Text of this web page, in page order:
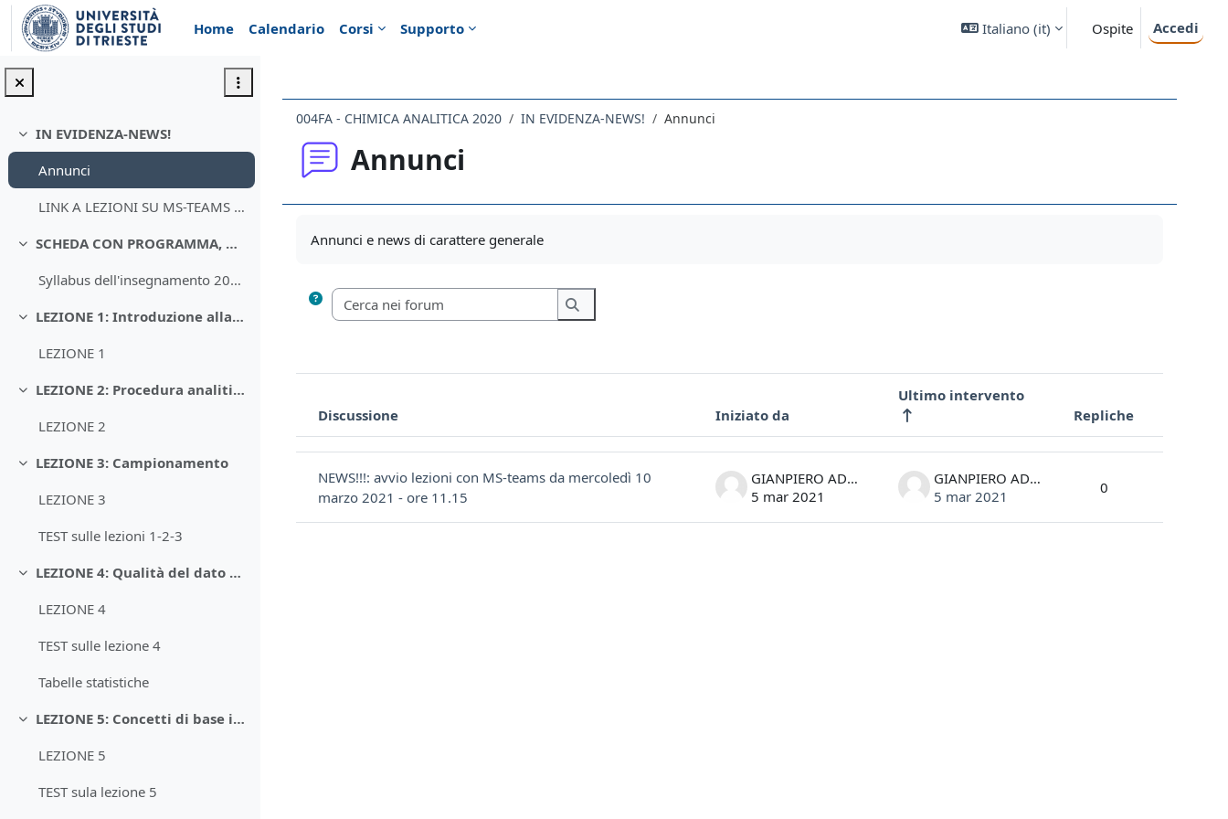
Vai al contenuto principale
Home
Calendario Corsi Supporto Italiano ‎(it)‎ Ospite Accedi
Minimizza
IN EVIDENZA-NEWS!
Annunci
LINK A LEZIONI SU MS-TEAMS CHIMICA ANALITICA 2021
Minimizza
SCHEDA CON PROGRAMMA, OBIETTIVI FORMATIVI, TESTI E ORARI
Syllabus dell'insegnamento 2020-21
Minimizza
LEZIONE 1: Introduzione alla Chimica Analitica
LEZIONE 1
Minimizza
LEZIONE 2: Procedura analitica e scelta del metodo
LEZIONE 2
Minimizza
LEZIONE 3: Campionamento
LEZIONE 3
TEST sulle lezioni 1-2-3
Minimizza
LEZIONE 4: Qualità del dato analitico
LEZIONE 4
TEST sulle lezione 4
Tabelle statistiche
Minimizza
LEZIONE 5: Concetti di base in CA
LEZIONE 5
TEST sula lezione 5
004FA - CHIMICA ANALITICA 2020 IN EVIDENZA-NEWS! Annunci
Annunci
Annunci e news di carattere generale
Cerca nei forum
Cerca nei forum
Stato
Discussione Iniziato da
Ultimo intervento
Repliche
Azioni
NEWS!!!: avvio lezioni con MS-teams da mercoledì 10
marzo 2021 - ore 11.15
GIANPIERO ADAMI
5 mar 2021
GIANPIERO ADAMI
5 mar 2021
0